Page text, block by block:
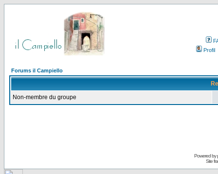
Profil
Forums il Campiello
Non-membre du groupe
Powered by
Site